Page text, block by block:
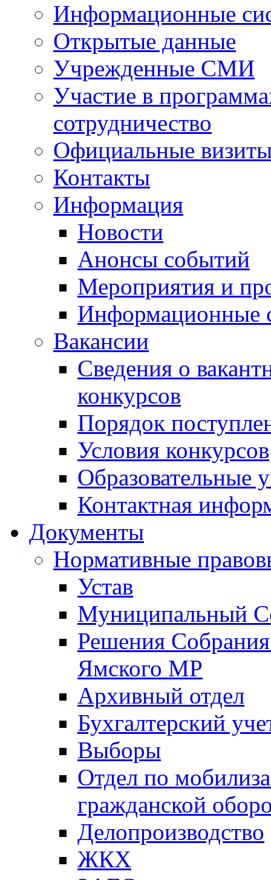
Информационные
Открытые данные
Учрежденные СМИ
Участие в
сотрудничество
Официальные
Контакты
Информация
Новости
Анонсы событий
Мероприятия и
Информационные
Вакансии
Сведения о
конкурсов
Порядок
Условия конкурсов
Образовательные
Контактная
Документы
Нормативные
Устав
Муниципальный
Решения
Ямского МР
Архивный отдел
Бухгалтерский
Выборы
Отдел по
гражданской
Делопроизводство
ЖКХ